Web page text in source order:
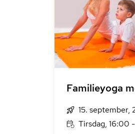
Familieyoga
15. september,
Tirsdag, 16:00